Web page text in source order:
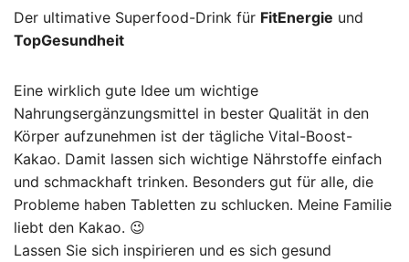
Der ultimative Superfood-Drink für FitEnergie und
TopGesundheit
Eine wirklich gute Idee um wichtige
Nahrungsergänzungsmittel in bester Qualität in den
Körper aufzunehmen ist der tägliche Vital-Boost-
Kakao. Damit lassen sich wichtige Nährstoffe einfach
und schmackhaft trinken. Besonders gut für alle, die
Probleme haben Tabletten zu schlucken. Meine Familie
liebt den Kakao. 😉
Lassen Sie sich inspirieren und es sich gesund